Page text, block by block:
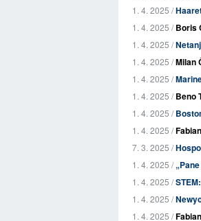
1. 4. 2025 /
1. 4. 2025 /Boris
1. 4. 2025 /
1. 4. 2025 /Milan
1. 4. 2025 /
1. 4. 2025 /Beno
1. 4. 2025 /
1. 4. 2025 /
7. 3. 2025 /
1. 4. 2025 /
1. 4. 2025 /
1. 4. 2025 /
1. 4. 2025 /